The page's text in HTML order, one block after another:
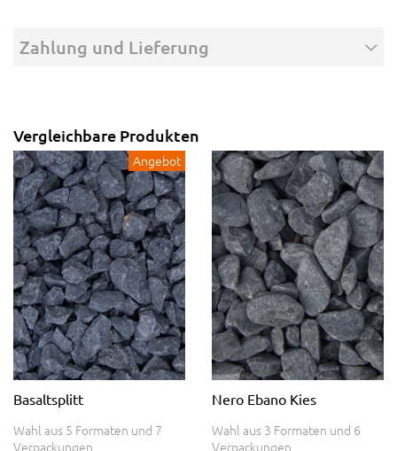
Zahlung und Lieferung
Vergleichbare Produkten
Angebot
Basaltsplitt
Wahl aus 5 Formaten und 7
Verpackungen
Nero Ebano Kies
Wahl aus 3 Formaten und 6
Verpackungen